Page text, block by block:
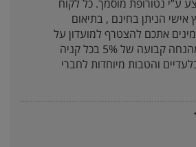
ע”י נטורופת מוסמך. כל לקוח
אישי הניתן בחינם , בתיאום
אתכם להצטרף למועדון על
המשקל להנות מהנחה קבועה של 5% בכל קניה
והטבות מיוחדות לחברי